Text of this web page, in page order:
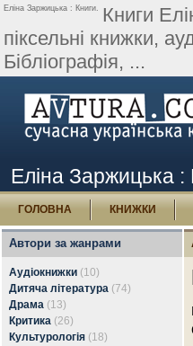
Еліна Заржицька : Книги. Книги
піксельні книжки,
Бібліографія, ...
Еліна Заржицька :
ГОЛОВНА КНИЖКИ
Автори за жанрами
Аудіокнижки (10)
Дитяча література (74)
Драма (13)
Критика (26)
Культурологія (18)